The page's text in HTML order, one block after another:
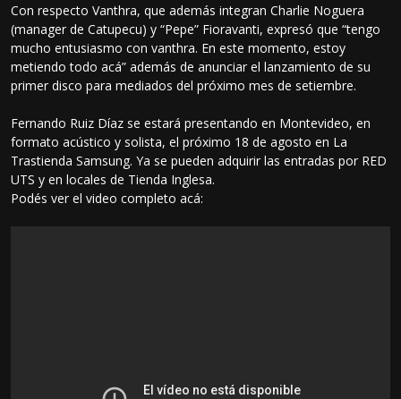
Con respecto Vanthra, que además integran Charlie Noguera
(manager de Catupecu) y “Pepe” Fioravanti, expresó que “tengo
mucho entusiasmo con vanthra. En este momento, estoy
metiendo todo acá” además de anunciar el lanzamiento de su
primer disco para mediados del próximo mes de setiembre.
Fernando Ruiz Díaz se estará presentando en Montevideo, en
formato acústico y solista, el próximo 18 de agosto en La
Trastienda Samsung. Ya se pueden adquirir las entradas por RED
UTS y en locales de Tienda Inglesa.
Podés ver el video completo acá: